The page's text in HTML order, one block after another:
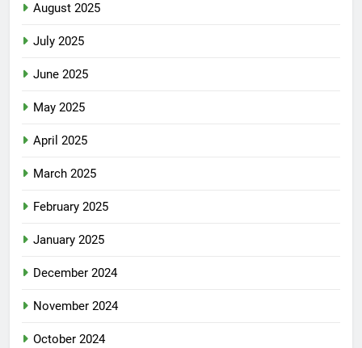
August 2025
July 2025
June 2025
May 2025
April 2025
March 2025
February 2025
January 2025
December 2024
November 2024
October 2024